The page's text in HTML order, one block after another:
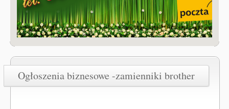
Ogłoszenia biznesowe -zamienniki brother